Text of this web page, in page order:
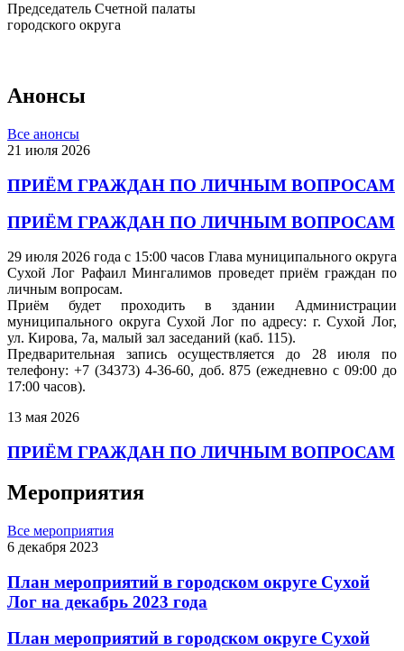
Председатель Счетной палаты
городского округа
Анонсы
Все анонсы
21 июля 2026
ПРИЁМ ГРАЖДАН ПО ЛИЧНЫМ ВОПРОСАМ
ПРИЁМ ГРАЖДАН ПО ЛИЧНЫМ ВОПРОСАМ
29 июля 2026 года с 15:00 часов Глава муниципального округа
Сухой Лог Рафаил Мингалимов проведет приём граждан по
личным вопросам.
Приём будет проходить в здании Администрации
муниципального округа Сухой Лог по адресу: г. Сухой Лог,
ул. Кирова, 7а, малый зал заседаний (каб. 115).
Предварительная запись осуществляется до 28 июля по
телефону: +7 (34373) 4-36-60, доб. 875 (ежедневно с 09:00 до
17:00 часов).
13 мая 2026
ПРИЁМ ГРАЖДАН ПО ЛИЧНЫМ ВОПРОСАМ
Мероприятия
Все мероприятия
6 декабря 2023
План мероприятий в городском округе Сухой
Лог на декабрь 2023 года
План мероприятий в городском округе Сухой